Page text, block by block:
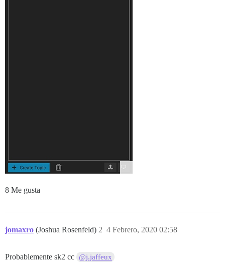
8 Me gusta
jomaxro (Joshua Rosenfeld) 4 Febrero, 2020 02:58
2
Probablemente sk2 cc @j.jaffeux